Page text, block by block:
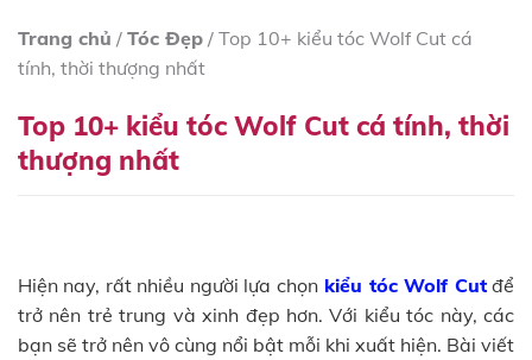
Trang chủ / Tóc Đẹp / Top 10+ kiểu tóc Wolf Cut cá
tính, thời thượng nhất
Top 10+ kiểu tóc Wolf Cut cá tính, thời
thượng nhất
Hiện nay, rất nhiều người lựa chọnkiểu tóc Wolf Cutđể
trở nên trẻ trung và xinh đẹp hơn. Với kiểu tóc này, các
bạn sẽ trở nên vô cùng nổi bật mỗi khi xuất hiện. Bài viết